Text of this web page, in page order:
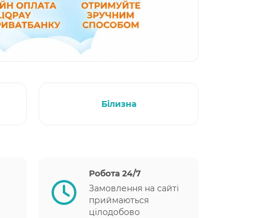
Білизна
Робота 24/7
Замовлення на сайті
приймаються
цілодобово